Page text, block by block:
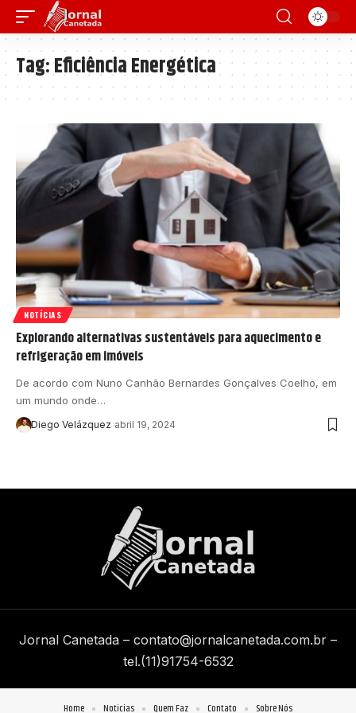
Tag:Eficiência Energética
NOTÍCIAS
Explorando alternativas sustentáveis para aquecimento e
refrigeração em imóveis
De acordo com Nuno Canhão Bernardes Gonçalves Coelho, em
um mundo onde…
Diego Velázquez abril 19, 2024
Jornal Canetada – contato@jornalcanetada.com.br –
tel.(11)91754-6532
Home Notícias Quem Faz Contato Sobre Nós